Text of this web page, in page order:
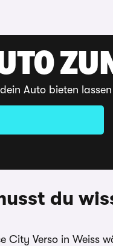
Auto bieten lassen
du
Verso in Weiss